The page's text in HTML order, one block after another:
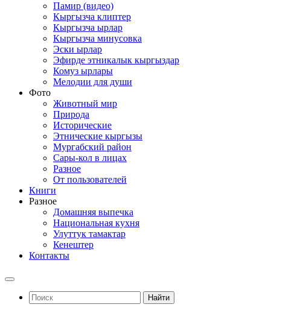
Памир (видео)
Кыргызча клиптер
Кыргызча ырлар
Кыргызча минусовка
Эски ырлар
Эфирде этникалык кыргыздар
Комуз ырлары
Мелодии для души
Фото
Животный мир
Природа
Исторические
Этнические кыргызы
Мургабский район
Сары-кол в лицах
Разное
От пользователей
Книги
Разное
Домашняя выпечка
Национальная кухня
Улуттук тамактар
Кенештер
Контакты
Найти